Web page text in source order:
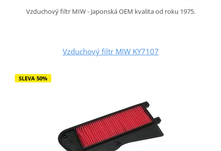
Vzduchový filtr MIW - Japonská OEM kvalita od roku 1975.
Vzduchový filtr MIW KY7107
SLEVA 50%